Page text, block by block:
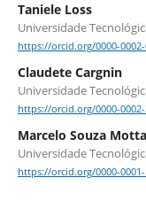
Taniele Loss
Universidade
https://orcid.org/0000-0002-
Claudete Cargnin
Universidade
https://orcid.org/0000-0002-
Marcelo Souza Motta
Universidade
https://orcid.org/0000-0001-